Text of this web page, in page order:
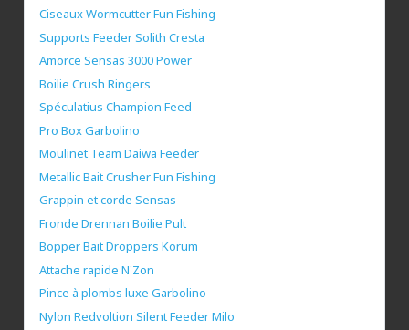
Ciseaux Wormcutter Fun Fishing
Supports Feeder Solith Cresta
Amorce Sensas 3000 Power
Boilie Crush Ringers
Spéculatius Champion Feed
Pro Box Garbolino
Moulinet Team Daiwa Feeder
Metallic Bait Crusher Fun Fishing
Grappin et corde Sensas
Fronde Drennan Boilie Pult
Bopper Bait Droppers Korum
Attache rapide N'Zon
Pince à plombs luxe Garbolino
Nylon Redvoltion Silent Feeder Milo